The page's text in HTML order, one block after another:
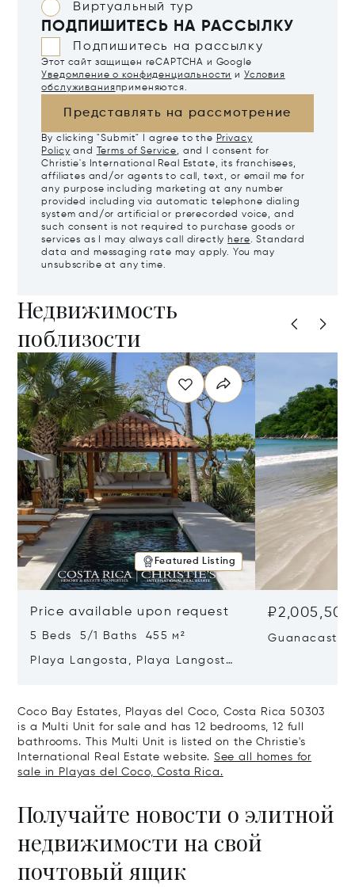
Виртуальный тур
ПОДПИШИТЕСЬ НА РАССЫЛКУ
Подпишитесь на рассылку
Этот сайт защищен reCAPTCHA и Google
Уведомление о конфиденциальности и Условия
обслуживанияприменяются.
Представлять на рассмотрение
By clicking "Submit" I agree to the Privacy
Policy and Terms of Service, and I consent for
Christie's International Real Estate, its franchisees,
affiliates and/or agents to call, text, or email me for
any purpose including marketing at any number
provided including via automatic telephone dialing
system and/or artificial or prerecorded voice, and
such consent is not required to purchase goods or
services as I may always call directly here. Standard
data and messaging rate may apply. You may
unsubscribe at any time.
Недвижимость
поблизости
Featured Listing
Price available upon request
5 Beds 5/1 Baths 455 м²
Playa Langosta, Playa Langosta,
Guanacaste,
Coco Bay Estates, Playas del Coco, Costa Rica 50303
is a Multi Unit for sale and has 12 bedrooms, 12 full
bathrooms. This Multi Unit is listed on the Christie's
International Real Estate website. See all homes for
sale in Playas del Coco, Costa Rica.
Получайте новости о элитной
недвижимости на свой
почтовый ящик